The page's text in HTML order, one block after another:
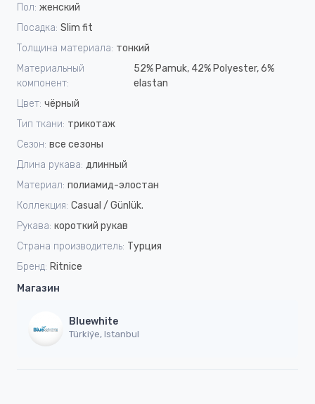
Пол: женский
Посадка: Slim fit
Толщина материала: тонкий
Материальный
компонент:
52% Pamuk, 42% Polyester, 6%
elastan
Цвет: чёрный
Тип ткани: трикотаж
Сезон: все сезоны
Длина рукава: длинный
Материал: полиамид-элостан
Коллекция: Casual / Günlük.
Рукава: короткий рукав
Страна производитель: Турция
Бренд: Ritnice
Магазин
Bluewhite
Türkiýe, Istanbul